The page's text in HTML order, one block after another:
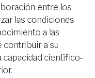
entre los
las condiciones
a las
contribuir a su
científico-